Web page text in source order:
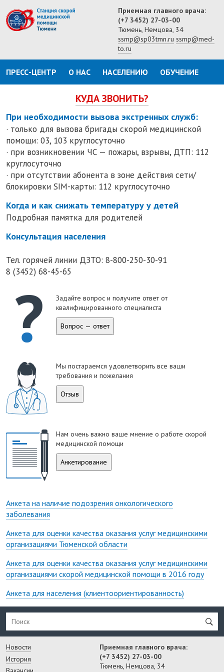
Приемная главного врача:
(+7 3452) 27-03-00
Тюмень, Немцова, 34
ssmp@sp03tmn.ru ssmp@med-
to.ru
ПРЕСС-ЦЕНТР О НАС НАСЕЛЕНИЮ ОБУЧЕНИЕ
КУДА ЗВОНИТЬ?
При необходимости вызова экстренных служб:
· только для вызова бригады скорой медицинской
помощи: 03, 103 круглосуточно
· при возникновении ЧС — пожары, взрывы, ДТП: 112
круглосуточно
· при отсутствии абонента в зоне действия сети/
блокировки SIM-карты: 112 круглосуточно
Когда и как снижать температуру у детей
Подробная памятка для родителей
Консультация населения
Тел. горячей линии ДЗТО: 8-800-250-30-91
8 (3452) 68-45-65
Задайте вопрос и получите ответ от
квалифицированного специалиста
Вопрос — ответ
Мы постараемся удовлетворить все ваши
требования и пожелания
Отзыв
Нам очень важно ваше мнение о работе скорой
медицинской помощи
Анкетирование
Анкета на наличие подозрения онкологического
заболевания
Анкета для оценки качества оказания услуг медицинскими
организациями Тюменской области
Анкета для оценки качества оказания услуг медицинскими
организациями скорой медицинской помощи в 2016 году
Анкета для населения (клиентоориентированность)
Новости
История
Приемная главного врача:
(+7 3452) 27-03-00
Тюмень, Немцова, 34